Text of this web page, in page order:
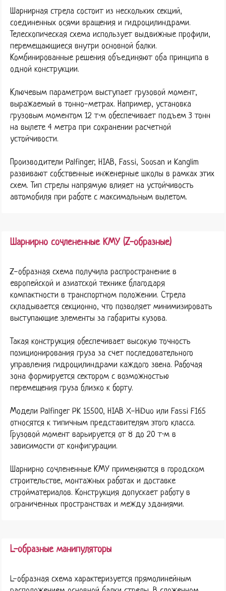
Шарнирная стрела состоит из нескольких секций,
соединенных осями вращения и гидроцилиндрами.
Телескопическая схема использует выдвижные профили,
перемещающиеся внутри основной балки.
Комбинированные решения объединяют оба принципа в
одной конструкции.
Ключевым параметром выступает грузовой момент,
выражаемый в тонно-метрах. Например, установка
грузовым моментом 12 т·м обеспечивает подъем 3 тонн
на вылете 4 метра при сохранении расчетной
устойчивости.
Производители Palfinger, HIAB, Fassi, Soosan и Kanglim
развивают собственные инженерные школы в рамках этих
схем. Тип стрелы напрямую влияет на устойчивость
автомобиля при работе с максимальным вылетом.
Шарнирно сочлененные КМУ (Z-образные)
Z-образная схема получила распространение в
европейской и азиатской технике благодаря
компактности в транспортном положении. Стрела
складывается секционно, что позволяет минимизировать
выступающие элементы за габариты кузова.
Такая конструкция обеспечивает высокую точность
позиционирования груза за счет последовательного
управления гидроцилиндрами каждого звена. Рабочая
зона формируется сектором с возможностью
перемещения груза близко к борту.
Модели Palfinger PK 15500, HIAB X-HiDuo или Fassi F165
относятся к типичным представителям этого класса.
Грузовой момент варьируется от 8 до 20 т·м в
зависимости от конфигурации.
Шарнирно сочлененные КМУ применяются в городском
строительстве, монтажных работах и доставке
стройматериалов. Конструкция допускает работу в
ограниченных пространствах и между зданиями.
L-образные манипуляторы
L-образная схема характеризуется прямолинейным